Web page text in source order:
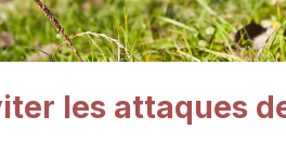
les attaques